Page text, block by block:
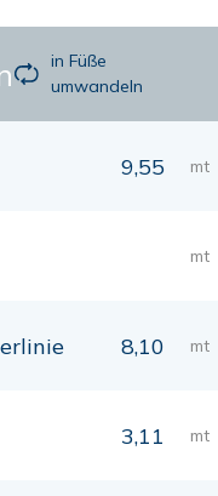
in Füße
umwandeln
9,55 mt
mt
8,10 mt
3,11 mt